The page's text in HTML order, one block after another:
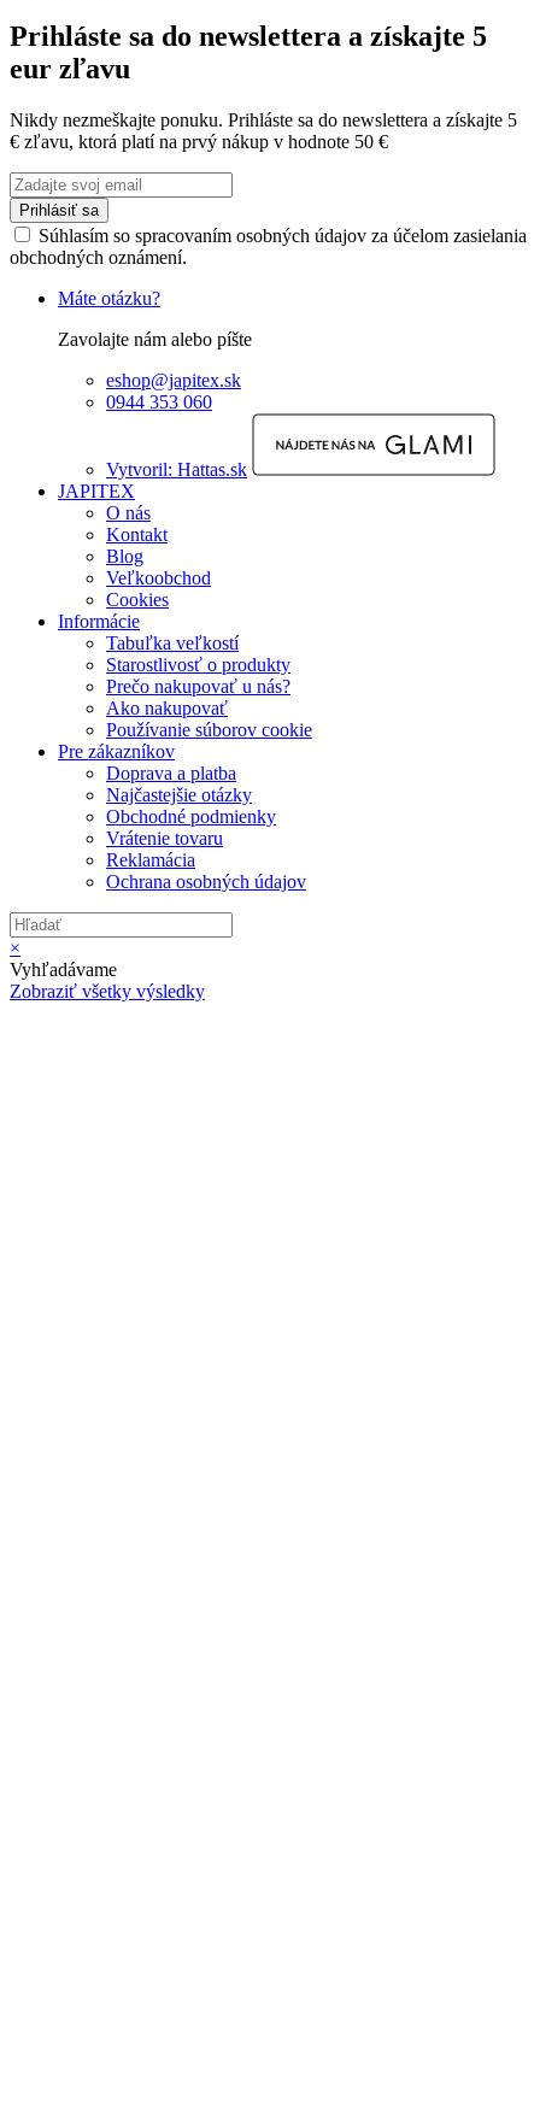
Prihláste sa do newslettera a získajte 5
eur zľavu
Nikdy nezmeškajte ponuku. Prihláste sa do newslettera a získajte 5
€ zľavu, ktorá platí na prvý nákup v hodnote 50 €
Prihlásiť sa
Súhlasím so spracovaním osobných údajov za účelom zasielania
obchodných oznámení.
Máte otázku?
Zavolajte nám alebo píšte
eshop@japitex.sk
0944 353 060
Vytvoril: Hattas.sk
JAPITEX
O nás
Kontakt
Blog
Veľkoobchod
Cookies
Informácie
Tabuľka veľkostí
Starostlivosť o produkty
Prečo nakupovať u nás?
Ako nakupovať
Používanie súborov cookie
Pre zákazníkov
Doprava a platba
Najčastejšie otázky
Obchodné podmienky
Vrátenie tovaru
Reklamácia
Ochrana osobných údajov
×
Vyhľadávame
Zobraziť všetky výsledky